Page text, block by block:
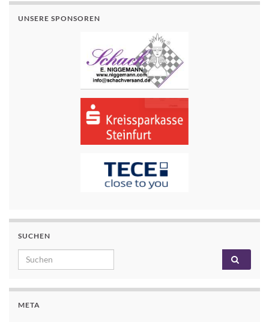
UNSERE SPONSOREN
SUCHEN
Search for:
META